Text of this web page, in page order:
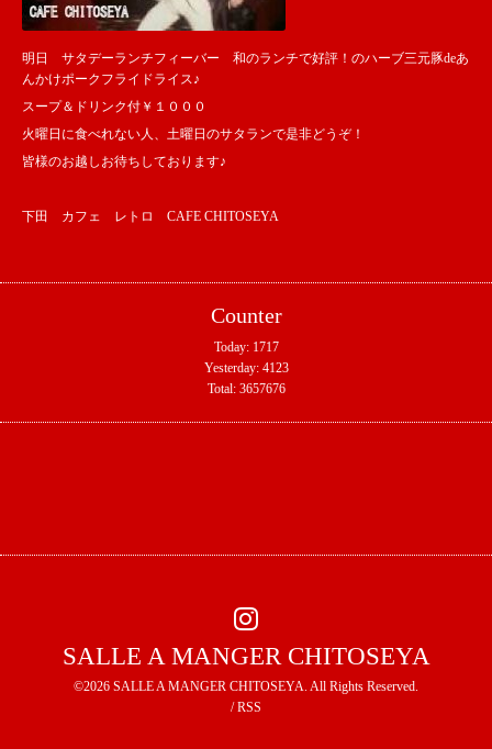
明日 サタデーランチフィーバー 和のランチで好評！のハーブ三元豚deあ
んかけポークフライドライス♪
スープ＆ドリンク付￥１０００
火曜日に食べれない人、土曜日のサタランで是非どうぞ！
皆様のお越しお待ちしております♪
下田 カフェ レトロ CAFE CHITOSEYA
Counter
Today: 1717
Yesterday: 4123
Total: 3657676
SALLE A MANGER CHITOSEYA
©2026 SALLE A MANGER CHITOSEYA. All Rights Reserved.
/RSS